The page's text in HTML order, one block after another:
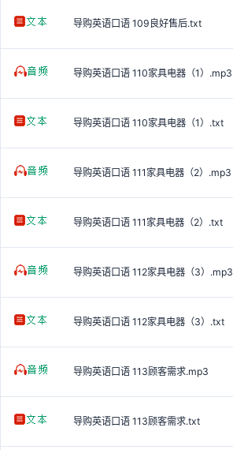
导购英语口语 109良好售后.txt
导购英语口语 110家具电器（1）.mp3
导购英语口语 110家具电器（1）.txt
导购英语口语 111家具电器（2）.mp3
导购英语口语 111家具电器（2）.txt
导购英语口语 112家具电器（3）.mp3
导购英语口语 112家具电器（3）.txt
导购英语口语 113顾客需求.mp3
导购英语口语 113顾客需求.txt